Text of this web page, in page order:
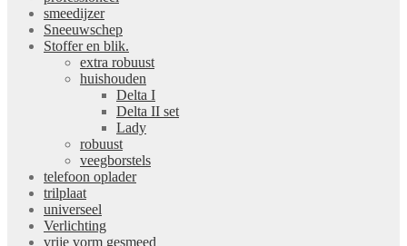
smeedijzer
Sneeuwschep
Stoffer en blik.
extra robuust
huishouden
Delta I
Delta II set
Lady
robuust
veegborstels
telefoon oplader
trilplaat
universeel
Verlichting
vrije vorm gesmeed